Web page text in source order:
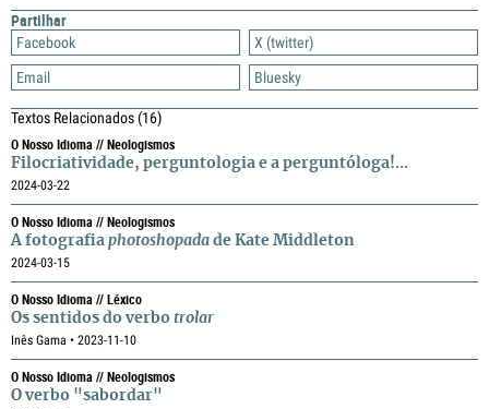
Partilhar
Facebook
X (twitter)
Email
Bluesky
Textos Relacionados(16)
O Nosso Idioma // Neologismos
Filocriatividade, perguntologia e a perguntóloga!...
2024-03-22
O Nosso Idioma // Neologismos
A fotografia photoshopada de Kate Middleton
2024-03-15
O Nosso Idioma // Léxico
Os sentidos do verbo trolar
Inês Gama • 2023-11-10
O Nosso Idioma // Neologismos
O verbo "sabordar"